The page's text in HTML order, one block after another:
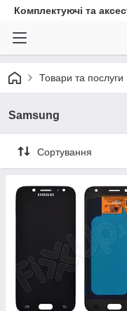
Комплектуючі та
Товари та послуги
Samsung
Сортування